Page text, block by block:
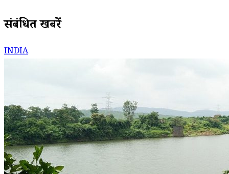
संबंधित खबरें
INDIA